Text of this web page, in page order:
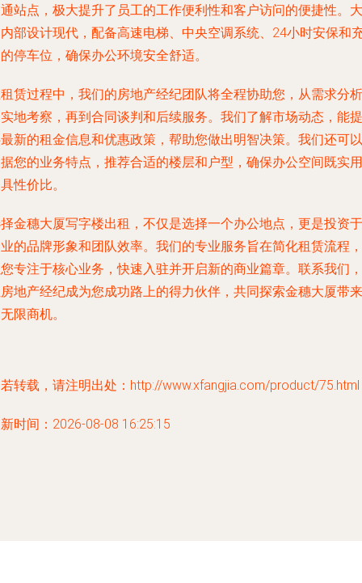
站点，极大提升了员工的工作便利性和客户访问的便捷性。大
部设计现代，配备高速电梯、中央空调系统、24小时安保和
停车位，确保办公环境安全舒适。
赁过程中，我们的房地产经纪团队将全程协助您，从需求分析
地考察，再到合同谈判和后续服务。我们了解市场动态，能提
新的租金信息和优惠政策，帮助您做出明智决策。我们还可以
您的业务特点，推荐合适的楼层和户型，确保办公空间既实用
性价比。
金穗大厦写字楼出租，不仅是选择一个办公地点，更是投资于
的品牌形象和团队效率。我们的专业服务旨在简化租赁流程，
专注于核心业务，快速入驻并开启新的商业篇章。联系我们，
地产经纪成为您成功路上的得力伙伴，共同探索金穗大厦带来
限商机。
转载，请注明出处：http://www.xfangjia.com/product/75.html
时间：2026-08-08 16:25:15